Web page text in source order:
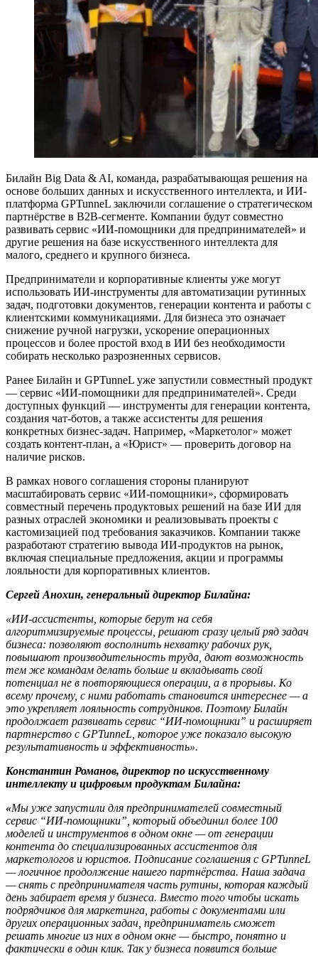
Билайн Big Data & AI, команда, разрабатывающая решения на
основе больших данных и искусственного интеллекта, и ИИ-
платформа GPTunneL заключили соглашение о стратегическом
партнёрстве в B2B-сегменте. Компании будут совместно
развивать сервис «ИИ-помощники для предпринимателей» и
другие решения на базе искусственного интеллекта для
малого, среднего и крупного бизнеса.
Предприниматели и корпоративные клиенты уже могут
использовать ИИ-инструменты для автоматизации рутинных
задач, подготовки документов, генерации контента и работы с
клиентскими коммуникациями. Для бизнеса это означает
снижение ручной нагрузки, ускорение операционных
процессов и более простой вход в ИИ без необходимости
собирать несколько разрозненных сервисов.
Ранее Билайн и GPTunneL уже запустили совместный продукт
— сервис «ИИ-помощники для предпринимателей». Среди
доступных функций — инструменты для генерации контента,
создания чат-ботов, а также ассистенты для решения
конкретных бизнес-задач. Например, «Маркетолог» может
создать контент-план, а «Юрист» — проверить договор на
наличие рисков.
В рамках нового соглашения стороны планируют
масштабировать сервис «ИИ-помощники», сформировать
совместный перечень продуктовых решений на базе ИИ для
разных отраслей экономики и реализовывать проекты с
кастомизацией под требования заказчиков. Компании также
разработают стратегию вывода ИИ-продуктов на рынок,
включая специальные предложения, акции и программы
лояльности для корпоративных клиентов.
Сергей Анохин, генеральный директор Билайна:
«ИИ-ассистенты, которые берут на себя
алгоритмизируемые процессы, решают сразу целый ряд задач
бизнеса: позволяют восполнить нехватку рабочих рук,
повышают производительность труда, дают возможность
тем же командам делать больше и вкладывать свой
потенциал не в повторяющиеся операции, а в прорывы. Ко
всему прочему, с ними работать становится интереснее — а
это укрепляет лояльность сотрудников. Поэтому Билайн
продолжает развивать сервис “ИИ-помощники” и расширяет
партнерство с GPTunneL, которое уже показало высокую
результативность и эффективность».
Константин Романов, директор по искусственному
интеллекту и цифровым продуктам Билайна:
«Мы уже запустили для предпринимателей совместный
сервис “ИИ-помощники”, который объединил более 100
моделей и инструментов в одном окне — от генерации
контента до специализированных ассистентов для
маркетологов и юристов. Подписание соглашения с GPTunneL
— логичное продолжение нашего партнёрства. Наша задача
— снять с предпринимателя часть рутины, которая каждый
день забирает время у бизнеса. Вместо того чтобы искать
подрядчиков для маркетинга, работы с документами или
других операционных задач, предприниматель сможет
решать многие из них в одном окне — быстро, понятно и
фактически в один клик. Так у бизнеса появится больше